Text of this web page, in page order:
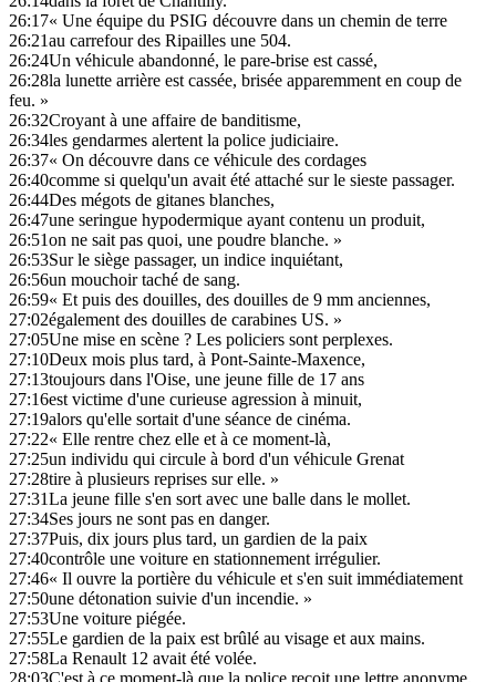
26:17« Une équipe du PSIG découvre dans un chemin de terre
26:21au carrefour des Ripailles une 504.
26:24Un véhicule abandonné, le pare-brise est cassé,
26:28la lunette arrière est cassée, brisée apparemment en coup de
feu. »
26:32Croyant à une affaire de banditisme,
26:34les gendarmes alertent la police judiciaire.
26:37« On découvre dans ce véhicule des cordages
26:40comme si quelqu'un avait été attaché sur le sieste passager.
26:44Des mégots de gitanes blanches,
26:47une seringue hypodermique ayant contenu un produit,
26:51on ne sait pas quoi, une poudre blanche. »
26:53Sur le siège passager, un indice inquiétant,
26:56un mouchoir taché de sang.
26:59« Et puis des douilles, des douilles de 9 mm anciennes,
27:02également des douilles de carabines US. »
27:05Une mise en scène ? Les policiers sont perplexes.
27:10Deux mois plus tard, à Pont-Sainte-Maxence,
27:13toujours dans l'Oise, une jeune fille de 17 ans
27:16est victime d'une curieuse agression à minuit,
27:19alors qu'elle sortait d'une séance de cinéma.
27:22« Elle rentre chez elle et à ce moment-là,
27:25un individu qui circule à bord d'un véhicule Grenat
27:28tire à plusieurs reprises sur elle. »
27:31La jeune fille s'en sort avec une balle dans le mollet.
27:34Ses jours ne sont pas en danger.
27:37Puis, dix jours plus tard, un gardien de la paix
27:40contrôle une voiture en stationnement irrégulier.
27:46« Il ouvre la portière du véhicule et s'en suit immédiatement
27:50une détonation suivie d'un incendie. »
27:53Une voiture piégée.
27:55Le gardien de la paix est brûlé au visage et aux mains.
27:58La Renault 12 avait été volée.